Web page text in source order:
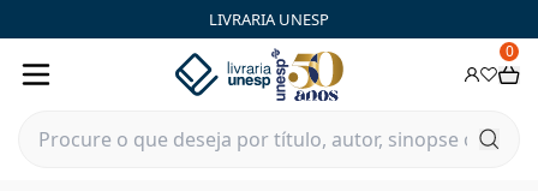
LIVRARIA UNESP
0